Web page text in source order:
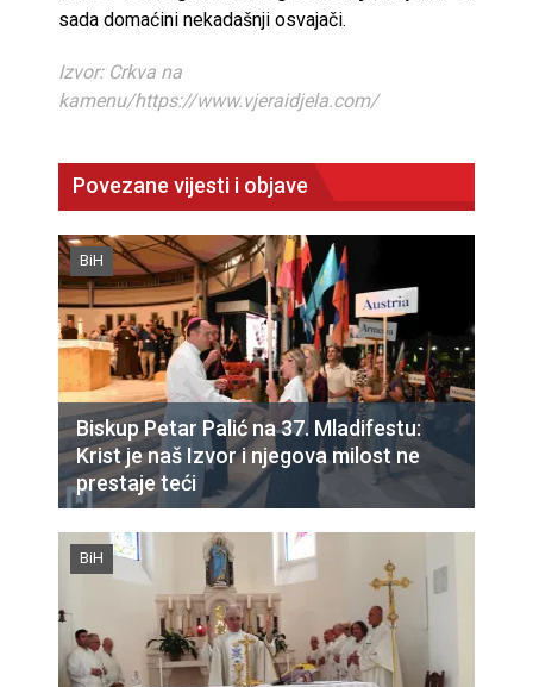
sada domaćini nekadašnji osvajači.
Izvor: Crkva na
kamenu/https://www.vjeraidjela.com/
Povezane vijesti i objave
BiH
Biskup Petar Palić na 37. Mladifestu:
Krist je naš Izvor i njegova milost ne
prestaje teći
BiH